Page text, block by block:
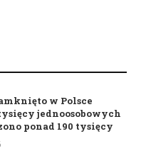
w Polsce
tysięcy jednoosobowych
ponad 190 tysięcy